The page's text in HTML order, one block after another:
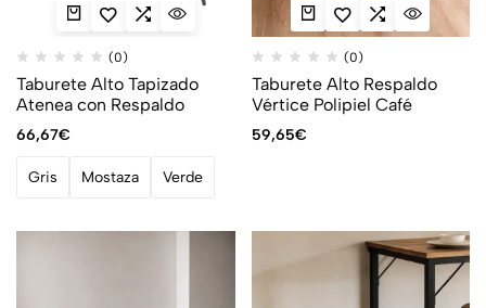
(0)
Taburete Alto Tapizado
Atenea con Respaldo
66,67€
Gris Mostaza Verde
(0)
Taburete Alto Respaldo
Vértice Polipiel Café
59,65€